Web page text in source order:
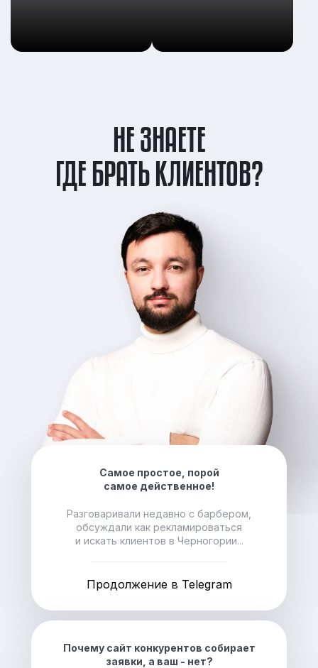
ГДЕ БРАТЬ КЛИЕНТОВ?
НЕ ЗНАЕТЕ
Самое простое, порой
самое действенное!
Разговаривали недавно с барбером,
обсуждали как рекламироваться
и искать клиентов в Черногории...
Продолжение в Telegram
Почему сайт конкурентов собирает
заявки, а ваш - нет?